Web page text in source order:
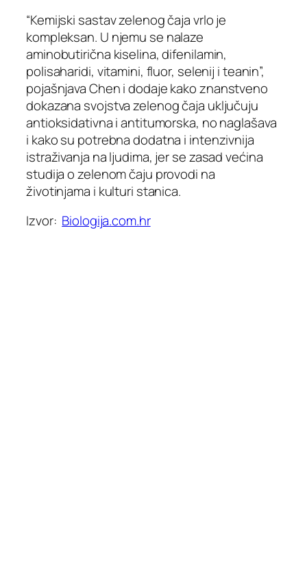
“Kemijski sastav zelenog čaja vrlo je
kompleksan. U njemu se nalaze
aminobutirična kiselina, difenilamin,
polisaharidi, vitamini, fluor, selenij i teanin”,
pojašnjava Chen i dodaje kako znanstveno
dokazana svojstva zelenog čaja uključuju
antioksidativna i antitumorska, no naglašava
i kako su potrebna dodatna i intenzivnija
istraživanja na ljudima, jer se zasad većina
studija o zelenom čaju provodi na
životinjama i kulturi stanica.
Izvor: Biologija.com.hr